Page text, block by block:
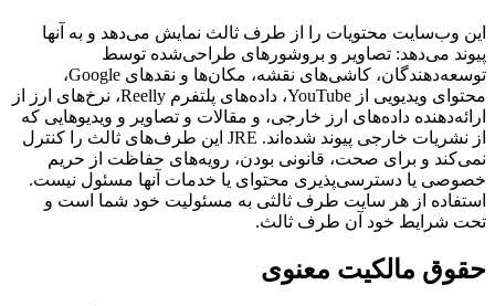
این وب‌سایت محتویات را از طرف ثالث نمایش می‌دهد و به آنها
پیوند می‌دهد: تصاویر و بروشورهای طراحی‌شده توسط
توسعه‌دهندگان، کاشی‌های نقشه، مکان‌ها و نقدهای Google،
محتوای ویدیویی از YouTube، داده‌های پلتفرم Reelly، نرخ‌های ارز از
ارائه‌دهنده داده‌های ارز خارجی، و مقالات و تصاویر و ویدیوهایی که
از نشریات خارجی پیوند شده‌اند. JRE این طرف‌های ثالث را کنترل
نمی‌کند و برای صحت، قانونی بودن، رویه‌های حفاظت از حریم
خصوصی یا دسترسی‌پذیری محتوای یا خدمات آنها مسئول نیست.
استفاده از هر سایت طرف ثالثی به مسئولیت خود شما است و
تحت شرایط خود آن طرف ثالث.
حقوق مالکیت معنوی